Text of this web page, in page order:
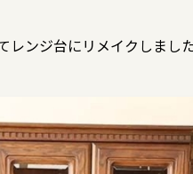
レンジ台にリメイクしまし